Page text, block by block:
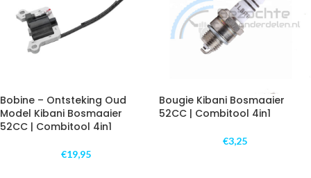
Bobine – Ontsteking Oud
Model Kibani Bosmaaier
52CC | Combitool 4in1
€19,95
Bougie Kibani Bosmaaier
52CC | Combitool 4in1
€3,25